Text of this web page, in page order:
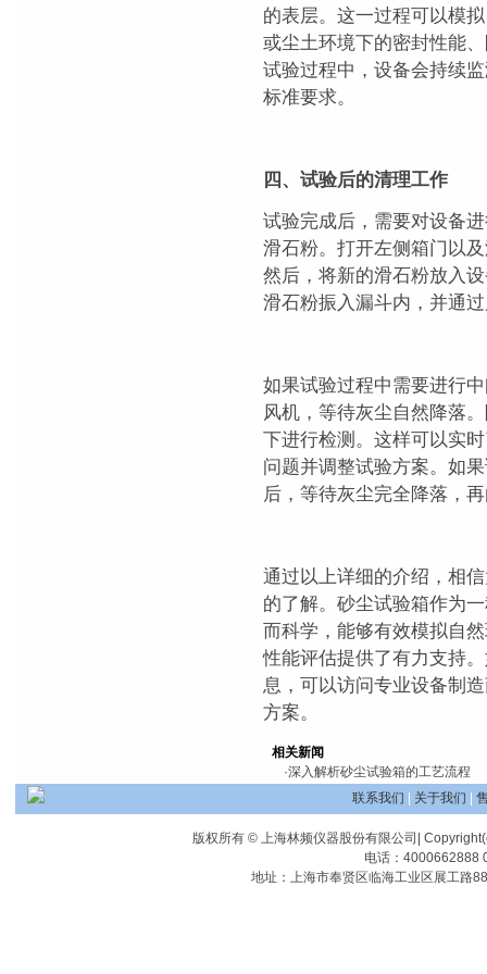
的表层。这一过程可以模
或尘土环境下的密封性能
试验过程中，设备会持续
标准要求。
四、试验后的清理工作
试验完成后，需要对设备
滑石粉。打开左侧箱门以
然后，将新的滑石粉放入
滑石粉振入漏斗内，并通
如果试验过程中需要进行
风机，等待灰尘自然降落
下进行检测。这样可以实
问题并调整试验方案。如
后，等待灰尘完全降落，
通过以上详细的介绍，相
的了解。砂尘试验箱作为
而科学，能够有效模拟自
性能评估提供了有力支持
息，可以访问专业设备制
方案。
相关新闻
·深入解析砂尘试验箱的工艺流程
联系我们
关于我们
版权所有 © 上海林频仪器股份有限公司|
电话：4000662888
地址：上海市奉贤区临海工业区展工路